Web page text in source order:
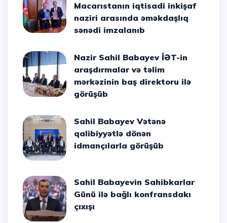
Macarıstanın iqtisadi inkişaf
naziri arasında əməkdaşlıq
sənədi imzalanıb
Nazir Sahil Babayev İƏT-in
araşdırmalar və təlim
mərkəzinin baş direktoru ilə
görüşüb
Sahil Babayev Vətənə
qalibiyyətlə dönən
idmançılarla görüşüb
Sahil Babayevin Sahibkarlar
Günü ilə bağlı konfransdakı
çıxışı